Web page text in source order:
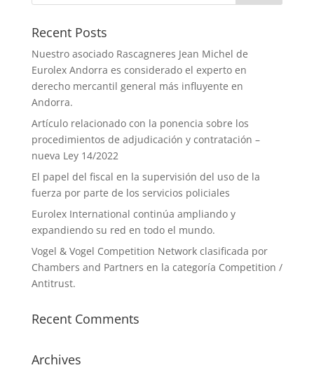
Recent Posts
Nuestro asociado Rascagneres Jean Michel de
Eurolex Andorra es considerado el experto en
derecho mercantil general más influyente en
Andorra.
Artículo relacionado con la ponencia sobre los
procedimientos de adjudicación y contratación –
nueva Ley 14/2022
El papel del fiscal en la supervisión del uso de la
fuerza por parte de los servicios policiales
Eurolex International continúa ampliando y
expandiendo su red en todo el mundo.
Vogel & Vogel Competition Network clasificada por
Chambers and Partners en la categoría Competition /
Antitrust.
Recent Comments
Archives